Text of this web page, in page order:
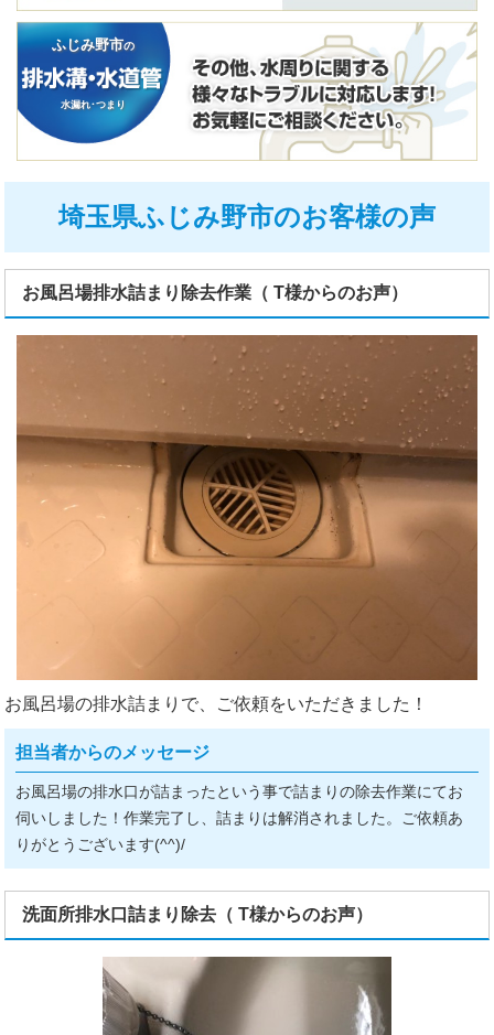
ふじみ野市の
水漏れ･つまり
埼玉県ふじみ野市のお客様の声
お風呂場排水詰まり除去作業（ T様からのお声）
お風呂場の排水詰まりで、ご依頼をいただきました！
担当者からのメッセージ
お風呂場の排水口が詰まったという事で詰まりの除去作業にてお
伺いしました！作業完了し、詰まりは解消されました。ご依頼あ
りがとうございます(^^)/
洗面所排水口詰まり除去（ T様からのお声）